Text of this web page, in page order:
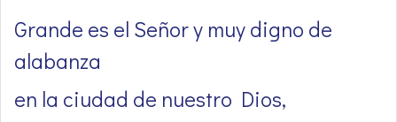
Grande es el Señor y muy digno de
alabanza
en la ciudad de nuestro Dios,